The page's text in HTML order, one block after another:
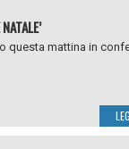
questa mattina in